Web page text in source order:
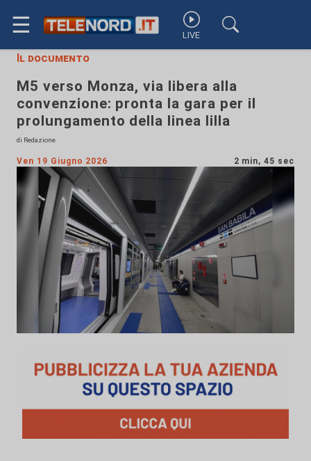
☰ LIVE
Il documento
M5 verso Monza, via libera alla
convenzione: pronta la gara per il
prolungamento della linea lilla
di Redazione
Ven 19 Giugno 2026 2 min, 45 sec